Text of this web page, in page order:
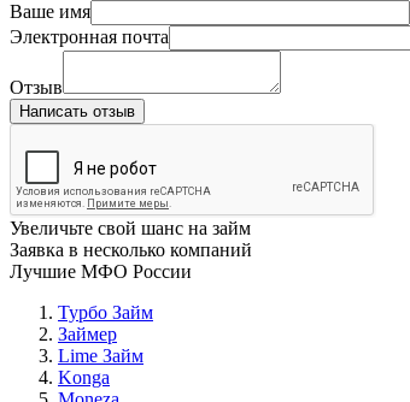
Ваше имя
Электронная почта
Отзыв
Написать отзыв
Увеличьте свой шанс на займ
Заявка в несколько компаний
Лучшие МФО России
Турбо Займ
Займер
Lime Займ
Konga